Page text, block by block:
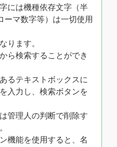
には機種依存文字（半
ーマ数字等）は一切使用
ります。
ら検索することができ
るテキストボックスに
入力し、検索ボタンを
管理人の判断で削除す
機能を使用すると、名